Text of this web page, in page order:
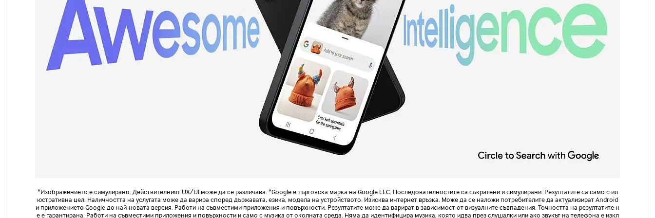
Основна камера:
50 MP
Съдържание на кутия:
USB кабел, игла за SIM карта, Ръковоство за бърз старт
8806097072812
SM-A266BLGBEUE
*Изображението е симулирано. Действителният UX/UI може да се различава. *Google е търговска марка на Google LLC. Последователностите са съкратени и симулирани. Резултатите са само с ил
юстративна цел. Наличността на услугата може да варира според държавата, езика, модела на устройството. Изисква интернет връзка. Може да се наложи потребителите да актуализират Android
и приложението Google до най-новата версия. Работи на съвместими приложения и повърхности. Резултатите може да варират в зависимост от визуалните съвпадения. Точността на резултатите н
е е гарантирана. Работи на съвместими приложения и повърхности и само с музика от околната среда. Няма да идентифицира музика, която идва през слушалки или ако звукът на телефона е изкл